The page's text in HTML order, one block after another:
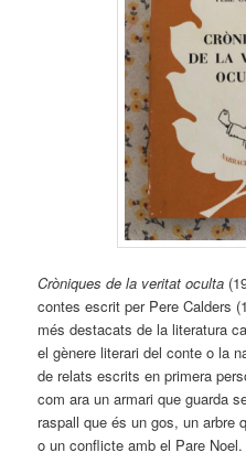
Cròniques de la veritat oculta
contes escrit per Pere Calders
més destacats de la literatura
el gènere literari del conte o la
de relats escrits en primera
com ara un armari que guarda
raspall que és un gos, un arbre
o un conflicte amb el Pare Noel.